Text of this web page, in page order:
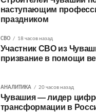
наступающим
праздником
СВО 18 часов назад
Участник СВО из
призвание в помощи
АНАЛИТИКА 20 часов назад
Чувашия — лидер
трансформации в